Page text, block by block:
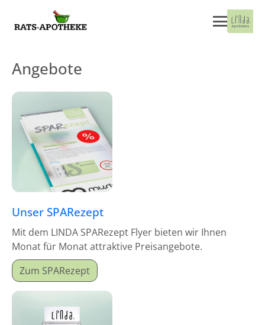
Angebote
Unser SPARezept
Mit dem LINDA SPARezept Flyer bieten wir Ihnen
Monat für Monat attraktive Preisangebote.
Zum SPARezept